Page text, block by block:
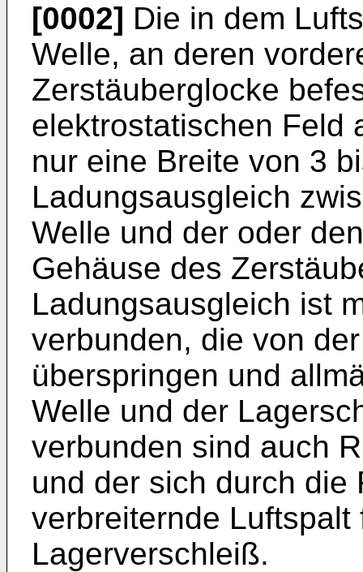
[0002] Die in dem
Welle, an deren
Zerstäuberglocke
elektrostatischen Feld
nur eine Breite von 3
Ladungsausgleich
Welle und der oder
Gehäuse des
Ladungsausgleich ist
verbunden, die von
überspringen und
Welle und der
verbunden sind auch
und der sich durch die
verbreiternde
Lagerverschleiß.